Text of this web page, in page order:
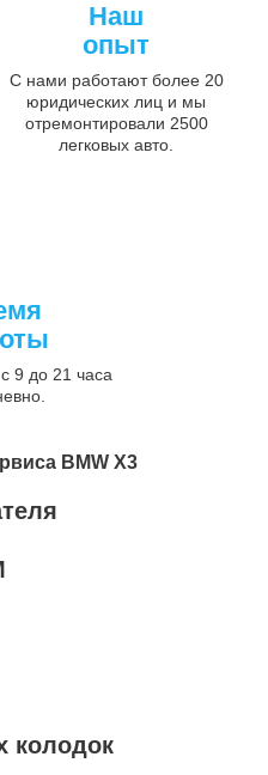
Наш
опыт
С нами работают более 20
юридических лиц и мы
отремонтировали 2500
легковых авто.
9 до 21 часа
BMW X3
колодок